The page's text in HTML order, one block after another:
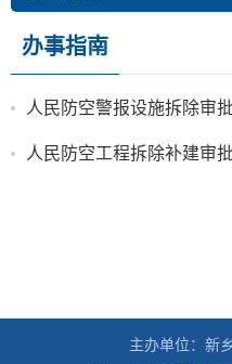
办事指南
人民防空警报设施拆除审
人民防空工程拆除补建审
主办单位：新